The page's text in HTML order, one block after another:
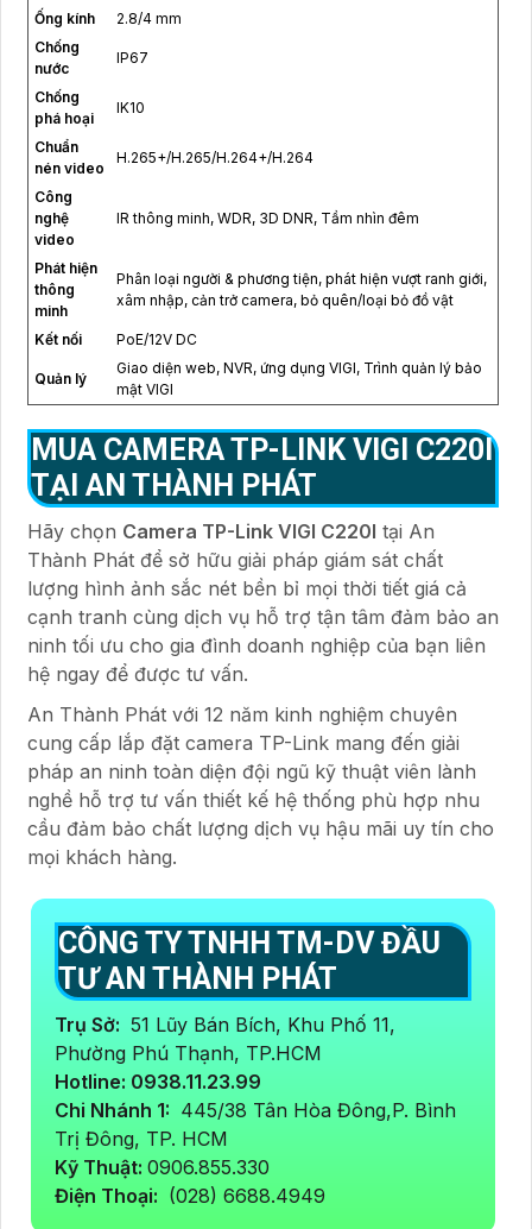
Ống kính
2.8/4 mm
Chống
nước
IP67
Chống
phá hoại
IK10
Chuẩn
nén video
H.265+/H.265/H.264+/H.264
Công
nghệ
video
IR thông minh, WDR, 3D DNR, Tầm nhìn đêm
Phát hiện
thông
minh
Phân loại người & phương tiện, phát hiện vượt ranh giới,
xâm nhập, cản trở camera, bỏ quên/loại bỏ đồ vật
Kết nối PoE/12V DC
Quản lý
Giao diện web, NVR, ứng dụng VIGI, Trình quản lý bảo
mật VIGI
MUA CAMERA TP-LINK VIGI C220I
TẠI AN THÀNH PHÁT
Hãy chọn Camera TP-Link VIGI C220I tại An
Thành Phát để sở hữu giải pháp giám sát chất
lượng hình ảnh sắc nét bền bỉ mọi thời tiết giá cả
cạnh tranh cùng dịch vụ hỗ trợ tận tâm đảm bảo an
ninh tối ưu cho gia đình doanh nghiệp của bạn liên
hệ ngay để được tư vấn.
An Thành Phát với 12 năm kinh nghiệm chuyên
cung cấp lắp đặt camera TP-Link mang đến giải
pháp an ninh toàn diện đội ngũ kỹ thuật viên lành
nghề hỗ trợ tư vấn thiết kế hệ thống phù hợp nhu
cầu đảm bảo chất lượng dịch vụ hậu mãi uy tín cho
mọi khách hàng.
CÔNG TY TNHH TM-DV ĐẦU
TƯ AN THÀNH PHÁT
Trụ Sở: 51 Lũy Bán Bích, Khu Phố 11,
Phường Phú Thạnh, TP.HCM
Hotline: 0938.11.23.99
Chi Nhánh 1: 445/38 Tân Hòa Đông,P. Bình
Trị Đông, TP. HCM
Kỹ Thuật: 0906.855.330
Điện Thoại: (028) 6688.4949